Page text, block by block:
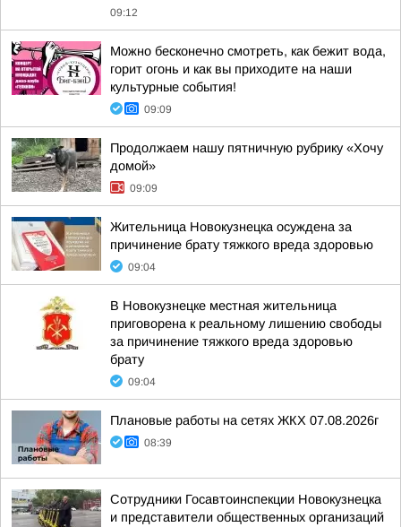
09:12
Можно бесконечно смотреть, как бежит вода,
горит огонь и как вы приходите на наши
культурные события!
09:09
Продолжаем нашу пятничную рубрику «Хочу
домой»
09:09
Жительница Новокузнецка осуждена за
причинение брату тяжкого вреда здоровью
09:04
В Новокузнецке местная жительница
приговорена к реальному лишению свободы
за причинение тяжкого вреда здоровью
брату
09:04
Плановые работы на сетях ЖКХ 07.08.2026г
08:39
Сотрудники Госавтоинспекции Новокузнецка
и представители общественных организаций